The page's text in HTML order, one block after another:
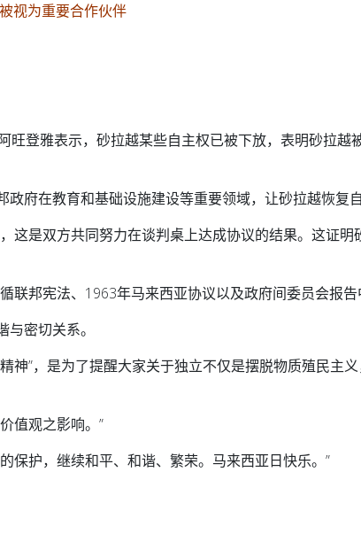
视为重要合作伙伴
旺登雅表示，砂拉越某些自主权已被下放，表明砂拉越
府在教育和基础设施建设等重要领域，让砂拉越恢复自
这是双方共同努力在谈判桌上达成协议的结果。这证明
联邦宪法、1963年马来西亚协议以及政府间委员会报
密切关系。
神”，是为了提醒大家关于独立不仅是摆脱物质殖民主
值观之影响。”
保护，继续和平、和谐、繁荣。马来西亚日快乐。”